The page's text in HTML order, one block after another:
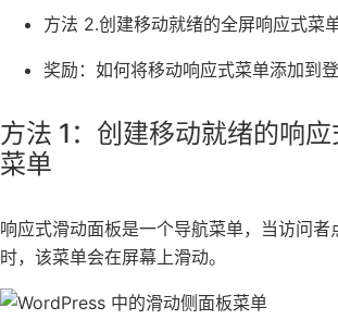
方法 2.创建移动就绪的全屏响应式菜
奖励：如何将移动响应式菜单添加到
方法 1：创建移动就绪的响
菜单
响应式滑动面板是一个导航菜单，当访问者
时，该菜单会在屏幕上滑动。